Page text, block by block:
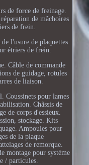
de force de freinage.
de mâchoires
de frein.
l'usure de plaquettes
étriers de frein.
Câble de commande
de guidage, rotules
de liaison.
Coussinets pour lames
Châssis de
de corps d'essieux.
stockage. Kits
Ampoules pour
de la plaque
de remorque.
montage pour système
/ particules.